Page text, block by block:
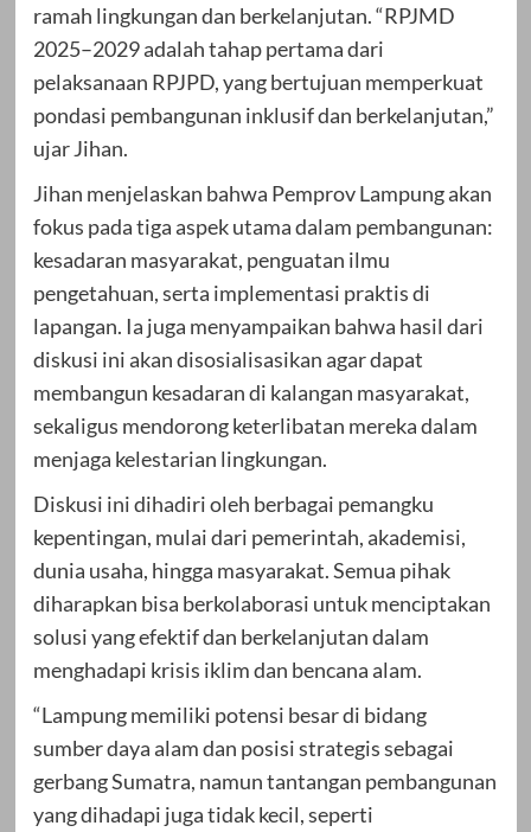
ramah lingkungan dan berkelanjutan. “RPJMD
2025–2029 adalah tahap pertama dari
pelaksanaan RPJPD, yang bertujuan memperkuat
pondasi pembangunan inklusif dan berkelanjutan,”
ujar Jihan.
Jihan menjelaskan bahwa Pemprov Lampung akan
fokus pada tiga aspek utama dalam pembangunan:
kesadaran masyarakat, penguatan ilmu
pengetahuan, serta implementasi praktis di
lapangan. Ia juga menyampaikan bahwa hasil dari
diskusi ini akan disosialisasikan agar dapat
membangun kesadaran di kalangan masyarakat,
sekaligus mendorong keterlibatan mereka dalam
menjaga kelestarian lingkungan.
Diskusi ini dihadiri oleh berbagai pemangku
kepentingan, mulai dari pemerintah, akademisi,
dunia usaha, hingga masyarakat. Semua pihak
diharapkan bisa berkolaborasi untuk menciptakan
solusi yang efektif dan berkelanjutan dalam
menghadapi krisis iklim dan bencana alam.
“Lampung memiliki potensi besar di bidang
sumber daya alam dan posisi strategis sebagai
gerbang Sumatra, namun tantangan pembangunan
yang dihadapi juga tidak kecil, seperti